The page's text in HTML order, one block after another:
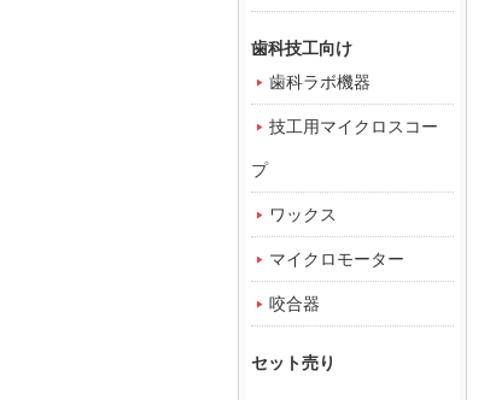
歯科技工向け
歯科ラボ機器
技工用マイクロスコー
プ
ワックス
マイクロモーター
咬合器
セット売り